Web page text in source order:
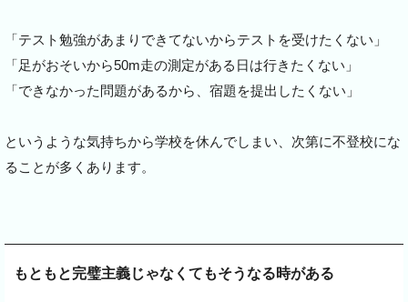
「テスト勉強があまりできてないからテストを受けたくない」
「足がおそいから50m走の測定がある日は行きたくない」
「できなかった問題があるから、宿題を提出したくない」
というような気持ちから学校を休んでしまい、次第に不登校にな
ることが多くあります。
もともと完璧主義じゃなくてもそうなる時がある